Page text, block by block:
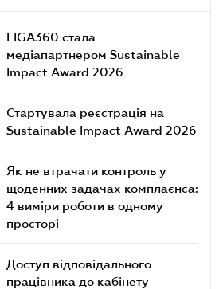
LIGA360 стала
медіапартнером Sustainable
Impact Award 2026
Стартувала реєстрація на
Sustainable Impact Award 2026
Як не втрачати контроль у
щоденних задачах комплаєнса:
4 виміри роботи в одному
просторі
Доступ відповідального
працівника до кабінету